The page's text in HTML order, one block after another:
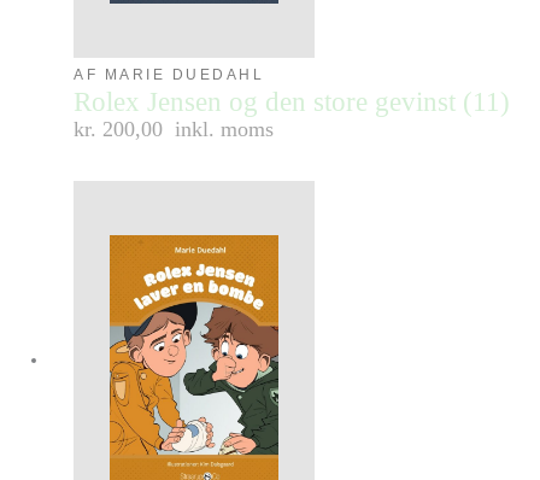
AF MARIE DUEDAHL
Rolex Jensen og den store gevinst (11)
kr. 200,00 inkl. moms